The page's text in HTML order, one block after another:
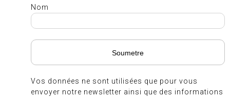
Nom
Vos données ne sont utilisées que pour vous
envoyer notre newsletter ainsi que des informations